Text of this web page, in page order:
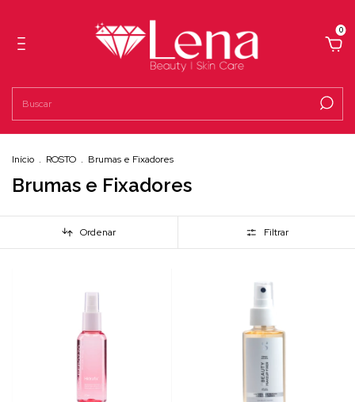
0
Início . ROSTO . Brumas e Fixadores
Brumas e Fixadores
Ordenar Filtrar